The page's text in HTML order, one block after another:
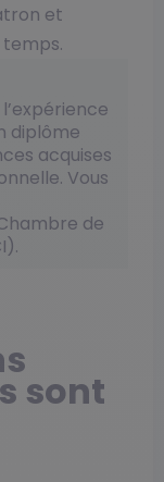
et
diplôme
acquises
Vous
de
sont